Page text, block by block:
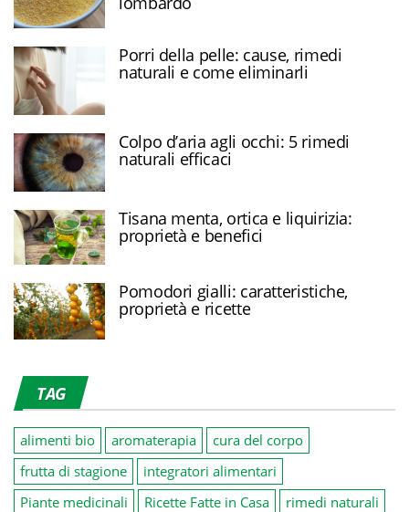
Porri della pelle: cause, rimedi
naturali e come eliminarli
Colpo d’aria agli occhi: 5 rimedi
naturali efficaci
Tisana menta, ortica e liquirizia:
proprietà e benefici
Pomodori gialli: caratteristiche,
proprietà e ricette
TAG
alimenti bio aromaterapia
cura del corpo
frutta di stagione
integratori alimentari
Piante medicinali
Ricette Fatte in Casa
rimedi naturali